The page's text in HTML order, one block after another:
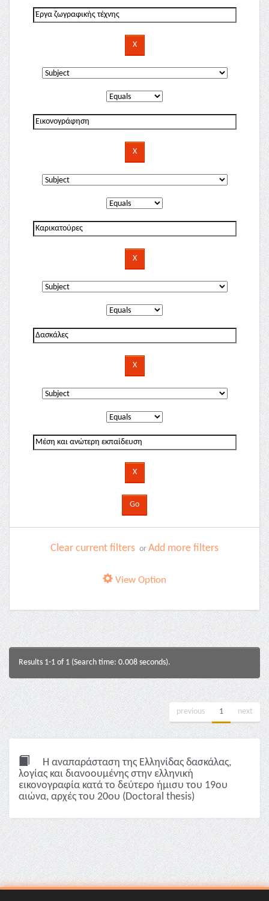
Clear current filters or Add more filters
View Option
Results 1-1 of 1 (Search time: 0.008 seconds).
previous 1 next
Η αναπαράσταση της Ελληνίδας δασκάλας,
λoγίας και διανοουμένης στην ελληνική
εικονογραφία κατά το δεύτερο ήμισυ του 19ου
αιώνα, αρχές του 20ου (Doctoral thesis)